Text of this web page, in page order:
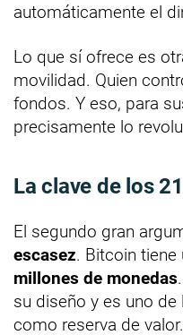
automáticamente el
Lo que sí ofrece es
movilidad. Quien
fondos. Y eso, para
precisamente lo
La clave de los
El segundo gran
escasez. Bitcoin
millones de monedas
su diseño y es uno
como reserva de valor.